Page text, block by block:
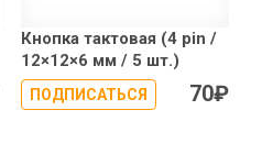
Кнопка тактовая (4 pin /
12×12×6 мм / 5 шт.)
ПОДПИСАТЬСЯ 70₽